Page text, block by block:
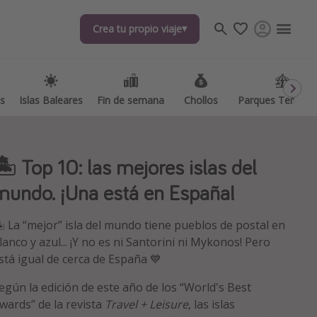
Crea tu propio viaje
Islas Baleares Fin de semana Chollos Parques
Crea tu propio viaje
Islas Baleares Fin de semana Chollos Parques
destinos
Top 10: las mejores islas del
¡Una está en España!
La “mejor” isla del mundo tiene pueblos de postal en
y azul... ¡Y no es ni Santorini ni Mykonos! Pero
igual de cerca de España 💙
la edición de este año de los “World's Best
de la revista Travel + Leisure, las islas